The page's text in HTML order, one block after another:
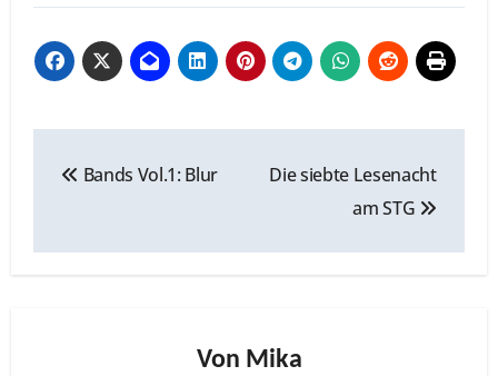
Bands Vol.1: Blur
Die siebte Lesenacht
am STG
Von Mika